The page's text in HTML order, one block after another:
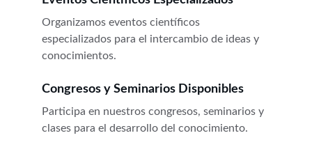
Congresos y Seminarios Disponibles
Participa en nuestros congresos, seminarios y
clases para el desarrollo del conocimiento.
Organizamos eventos científicos
especializados para el intercambio de ideas y
conocimientos.